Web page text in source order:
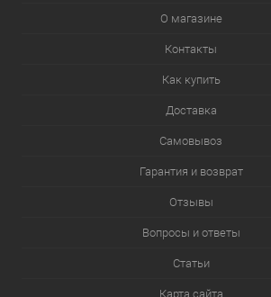
О магазине
Контакты
Как купить
Доставка
Самовывоз
Гарантия и возврат
Отзывы
Вопросы и ответы
Статьи
Карта сайта